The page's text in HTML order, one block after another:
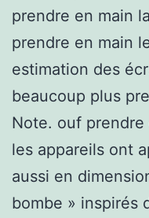
prendre en main
prendre en main
estimation des
beaucoup plus
Note. ouf prendre
les appareils ont
aussi en
bombe » inspirés